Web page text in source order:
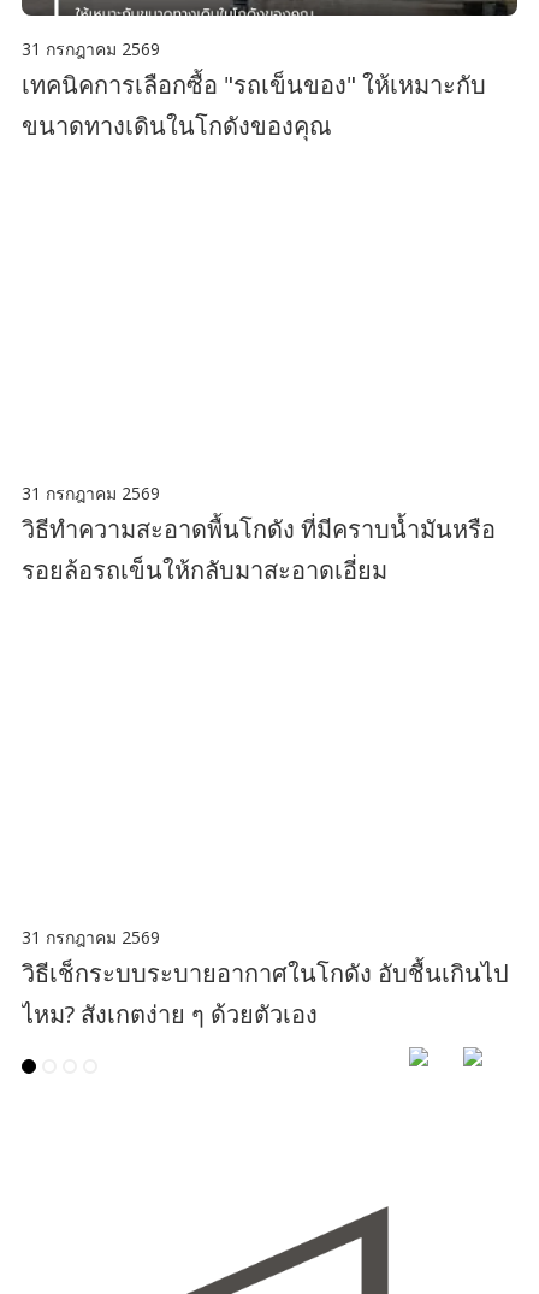
31 กรกฎาคม 2569
เทคนิคการเลือกซื้อ "รถเข็นของ" ให้เหมาะกับ
ขนาดทางเดินในโกดังของคุณ
31 กรกฎาคม 2569
วิธีทำความสะอาดพื้นโกดัง ที่มีคราบน้ำมันหรือ
รอยล้อรถเข็นให้กลับมาสะอาดเอี่ยม
31 กรกฎาคม 2569
วิธีเช็กระบบระบายอากาศในโกดัง อับชื้นเกินไป
ไหม? สังเกตง่าย ๆ ด้วยตัวเอง